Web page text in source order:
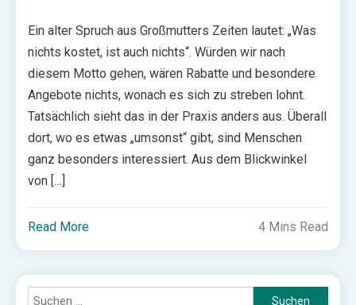
Ein alter Spruch aus Großmutters Zeiten lautet: „Was
nichts kostet, ist auch nichts“. Würden wir nach
diesem Motto gehen, wären Rabatte und besondere
Angebote nichts, wonach es sich zu streben lohnt.
Tatsächlich sieht das in der Praxis anders aus. Überall
dort, wo es etwas „umsonst“ gibt, sind Menschen
ganz besonders interessiert. Aus dem Blickwinkel
von […]
Read More 4 Mins Read
Suchen